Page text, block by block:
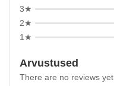
3★
2★
1★
Arvustused
There are no reviews yet